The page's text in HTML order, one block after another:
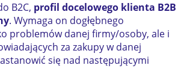
B2C, profil docelowego klienta B2B
. Wymaga on dogłębnego
problemów danej firmy/osoby, ale i
za zakupy w danej
się nad następującymi